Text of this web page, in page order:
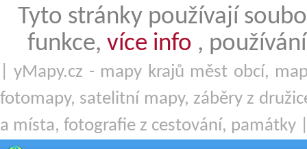
Tyto stránky používají
funkce, více info ,
| yMapy.cz - mapy krajů měst obcí,
fotomapy, satelitní mapy, záběry z
a místa, fotografie z cestování, památky